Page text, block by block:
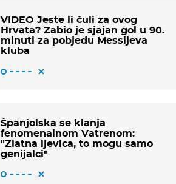
VIDEO Jeste li čuli za ovog
Hrvata? Zabio je sjajan gol u 90.
minuti za pobjedu Messijeva
kluba
Španjolska se klanja
fenomenalnom Vatrenom:
"Zlatna ljevica, to mogu samo
genijalci"